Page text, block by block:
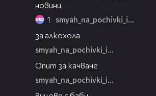
новини
1 smyah_na_pochivki_igra
за алкохола
smyah_na_pochivki_igra
Опит за качване
smyah_na_pochivki_igra